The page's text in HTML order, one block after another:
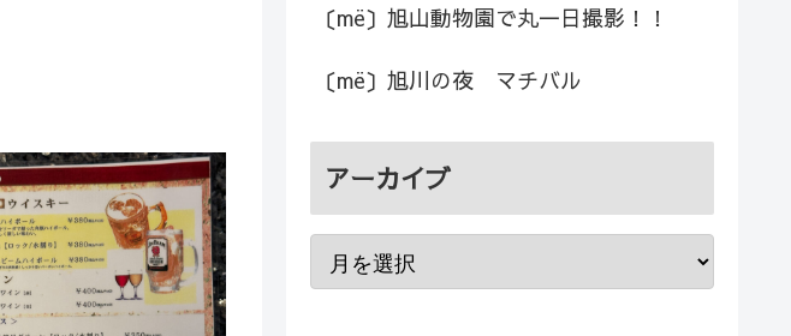
〔më〕旭山動物園で丸一日撮影！！
〔më〕旭川の夜 マチバル
アーカイブ